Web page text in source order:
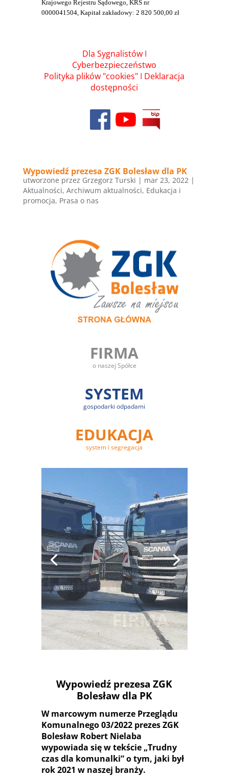
Krajowego Rejestru Sądowego, KRS nr
0000041504, Kapitał zakładowy: 2 820 500,00 zł
Dla SygnalistówI
Cyberbezpieczeństwo
Polityka plików "cookies" I Deklaracja
dostępności
Wypowiedź prezesa ZGK Bolesław dla PK
utworzone przez Grzegorz Turski | mar 23, 2022 |
Aktualności, Archiwum aktualności, Edukacja i
promocja, Prasa o nas
FIRMA
o naszej Spółce
SYSTEM
gospodarki odpadami
EDUKACJA
system i segregacja
SYSTEM
Wypowiedź prezesa ZGK
Bolesław dla PK
W marcowym numerze Przeglądu
Komunalnego 03/2022 prezes ZGK
Bolesław Robert Nielaba
wypowiada się w tekście „Trudny
czas dla komunalki” o tym, jaki był
rok 2021 w naszej branży.